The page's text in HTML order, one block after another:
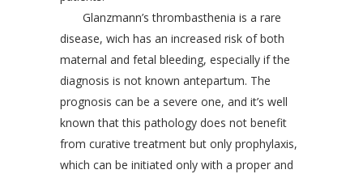
Glanzmann’s thrombasthenia is a rare
disease, wich has an increased risk of both
maternal and fetal bleeding, especially if the
diagnosis is not known antepartum. The
prognosis can be a severe one, and it’s well
known that this pathology does not benefit
from curative treatment but only prophylaxis,
which can be initiated only with a proper and